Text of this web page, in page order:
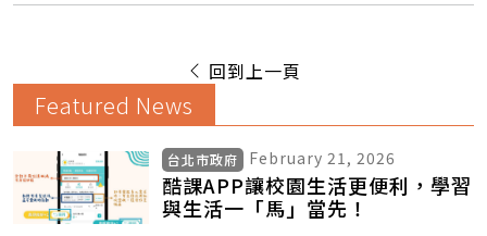
回到上一頁
Featured News
台北市政府 February 21, 2026
酷課APP讓校園生活更便利，學習
與生活一「馬」當先！